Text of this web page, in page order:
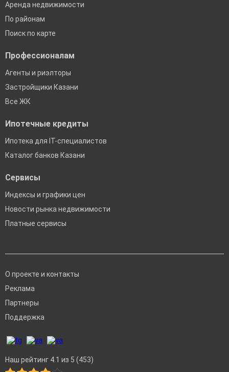
Аренда недвижимости
По районам
Поиск по карте
Профессионалам
Агенты и риэлторы
Застройщики Казани
Все ЖК
Ипотечные кредиты
Ипотека для IT-специалистов
Каталог банков Казани
Сервисы
Индексы и графики цен
Новости рынка недвижимости
Платные сервисы
О проекте и контакты
Реклама
Партнеры
Поддержка
Наш рейтинг 4.1 из 5 (453)